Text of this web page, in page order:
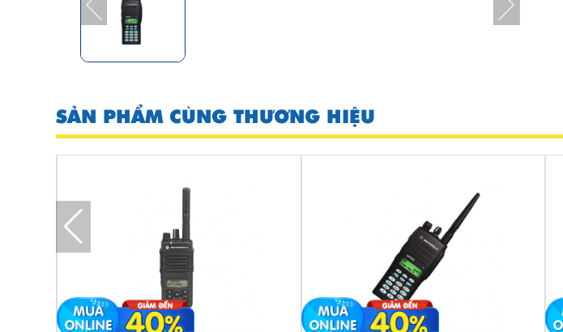
SẢN PHẨM CÙNG THƯƠNG HIỆU